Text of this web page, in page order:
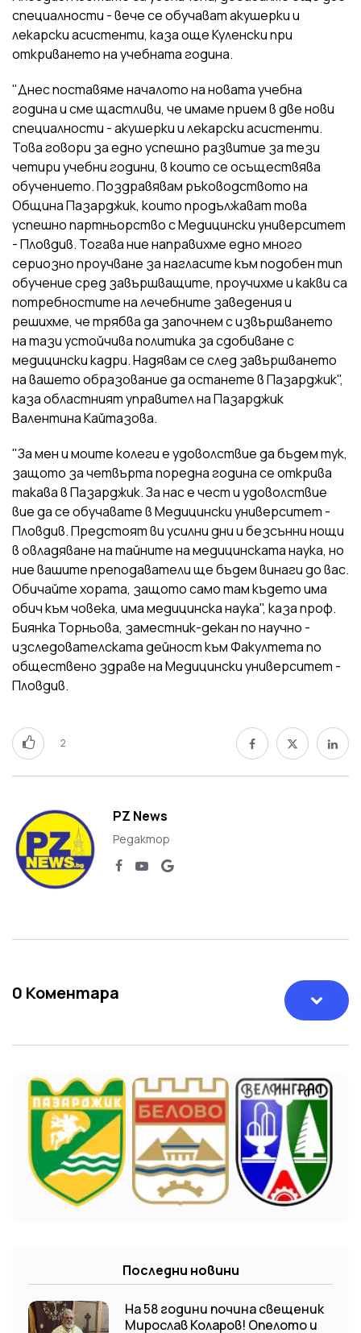
специалности - вече се обучават акушерки и
лекарски асистенти, каза още Куленски при
откриването на учебната година.
"Днес поставяме началото на новата учебна
година и сме щастливи, че имаме прием в две нови
специалности - акушерки и лекарски асистенти.
Това говори за едно успешно развитие за тези
четири учебни години, в които се осъществява
обучението. Поздравявам ръководството на
Община Пазарджик, които продължават това
успешно партньорство с Медицински университет
- Пловдив. Тогава ние направихме едно много
сериозно проучване за нагласите към подобен тип
обучение сред завършващите, проучихме и какви са
потребностите на лечебните заведения и
решихме, че трябва да започнем с извършването
на тази устойчива политика за сдобиване с
медицински кадри. Надявам се след завършването
на вашето образование да останете в Пазарджик",
каза областният управител на Пазарджик
Валентина Кайтазова.
"За мен и моите колеги е удоволствие да бъдем тук,
защото за четвърта поредна година се открива
такава в Пазарджик. За нас е чест и удоволствие
вие да се обучавате в Медицински университет -
Пловдив. Предстоят ви усилни дни и безсънни нощи
в овладяване на тайните на медицинската наука, но
ние вашите преподаватели ще бъдем винаги до вас.
Обичайте хората, защото само там където има
обич към човека, има медицинска наука", каза проф.
Биянка Торньова, заместник-декан по научно -
изследователската дейност към Факултета по
обществено здраве на Медицински университет -
Пловдив.
2
PZ News
Редактор
0 Коментара
Последни новини
На 58 години почина свещеник
Мирослав Коларов! Опелото и